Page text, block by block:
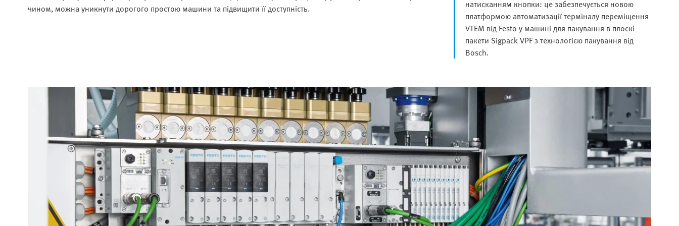
чином, можна уникнути дорогого простою машини та підвищити її доступність.
натисканням кнопки: це забезпечується новою
платформою автоматизації терміналу переміщення
VTEM від Festo у машині для пакування в плоскі
пакети Sigpack VPF з технологією пакування від
Bosch.